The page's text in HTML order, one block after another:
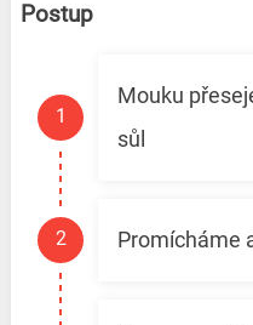
Postup
Mouku
sůl
Promícháme